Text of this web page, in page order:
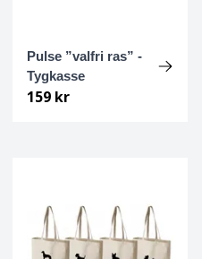
Pulse ”valfri ras” -
Tygkasse
159 kr